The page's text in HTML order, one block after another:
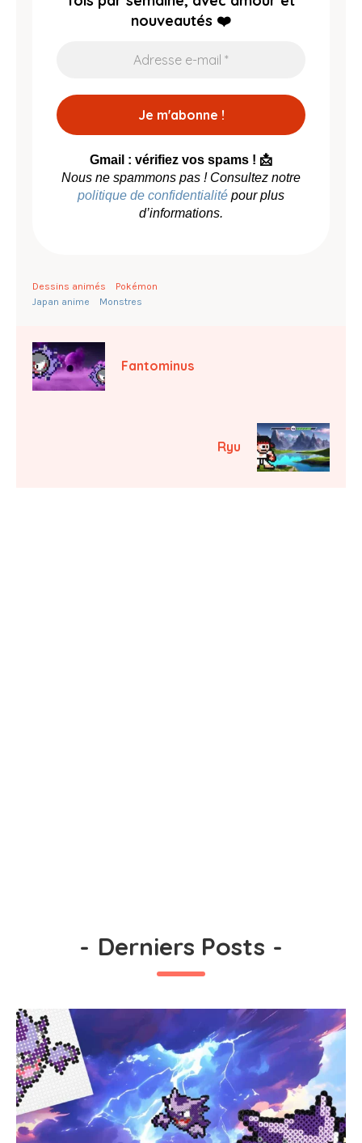
nouveautés ❤️
Gmail : vérifiez vos spams ! 📩
Nous ne spammons pas ! Consultez notre
politique de confidentialité pour plus
d’informations.
Dessins animés
Pokémon
Japan anime
Monstres
Fantominus
Ryu
- Derniers Posts -